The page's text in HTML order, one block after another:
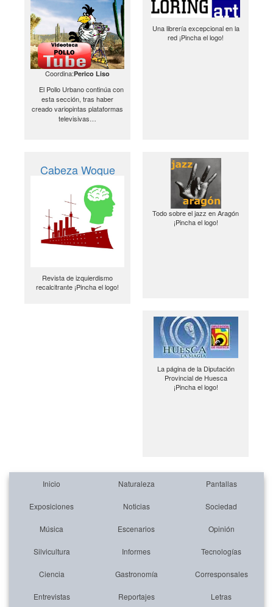
Coordina:Perico Liso
El Pollo Urbano continúa con
esta sección, tras haber
creado variopintas plataformas
televisivas…
Una librería excepcional en la
red ¡Pincha el logo!
Cabeza Woque
Revista de izquierdismo
recalcitrante ¡Pincha el logo!
Todo sobre el jazz en Aragón
¡Pincha el logo!
La página de la Diputación
Provincial de Huesca
¡Pincha el logo!
Inicio Naturaleza Pantallas
Exposiciones Noticias Sociedad
Música Escenarios Opinión
Silvicultura Informes Tecnologías
Ciencia Gastronomía Corresponsales
Entrevistas Reportajes Letras